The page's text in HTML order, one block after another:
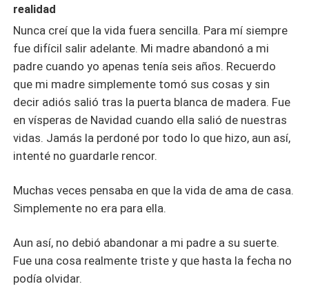
realidad
Nunca creí que la vida fuera sencilla. Para mí siempre
fue difícil salir adelante. Mi madre abandonó a mi
padre cuando yo apenas tenía seis años. Recuerdo
que mi madre simplemente tomó sus cosas y sin
decir adiós salió tras la puerta blanca de madera. Fue
en vísperas de Navidad cuando ella salió de nuestras
vidas. Jamás la perdoné por todo lo que hizo, aun así,
intenté no guardarle rencor.
Muchas veces pensaba en que la vida de ama de casa.
Simplemente no era para ella.
Aun así, no debió abandonar a mi padre a su suerte.
Fue una cosa realmente triste y que hasta la fecha no
podía olvidar.